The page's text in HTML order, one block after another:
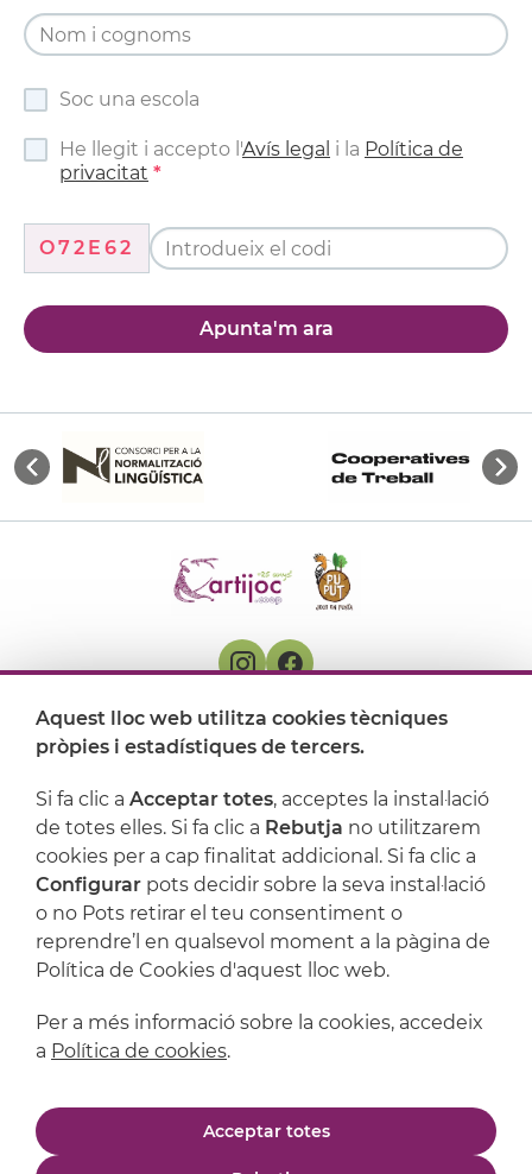
Soc una escola
He llegit i accepto l'Avís legal i la Política de
privacitat
O72E62
Apunta'm ara
On ens trobem
Suport
Política de privacitat
Aquest lloc web utilitza cookies tècniques
pròpies i estadístiques de tercers.
Si fa clic a Acceptar totes, acceptes la instal·lació
de totes elles. Si fa clic a Rebutja no utilitzarem
cookies per a cap finalitat addicional. Si fa clic a
Configurar pots decidir sobre la seva instal·lació
o no Pots retirar el teu consentiment o
reprendre’l en qualsevol moment a la pàgina de
Política de Cookies d'aquest lloc web.
Per a més informació sobre la cookies, accedeix
a Política de cookies.
Acceptar totes